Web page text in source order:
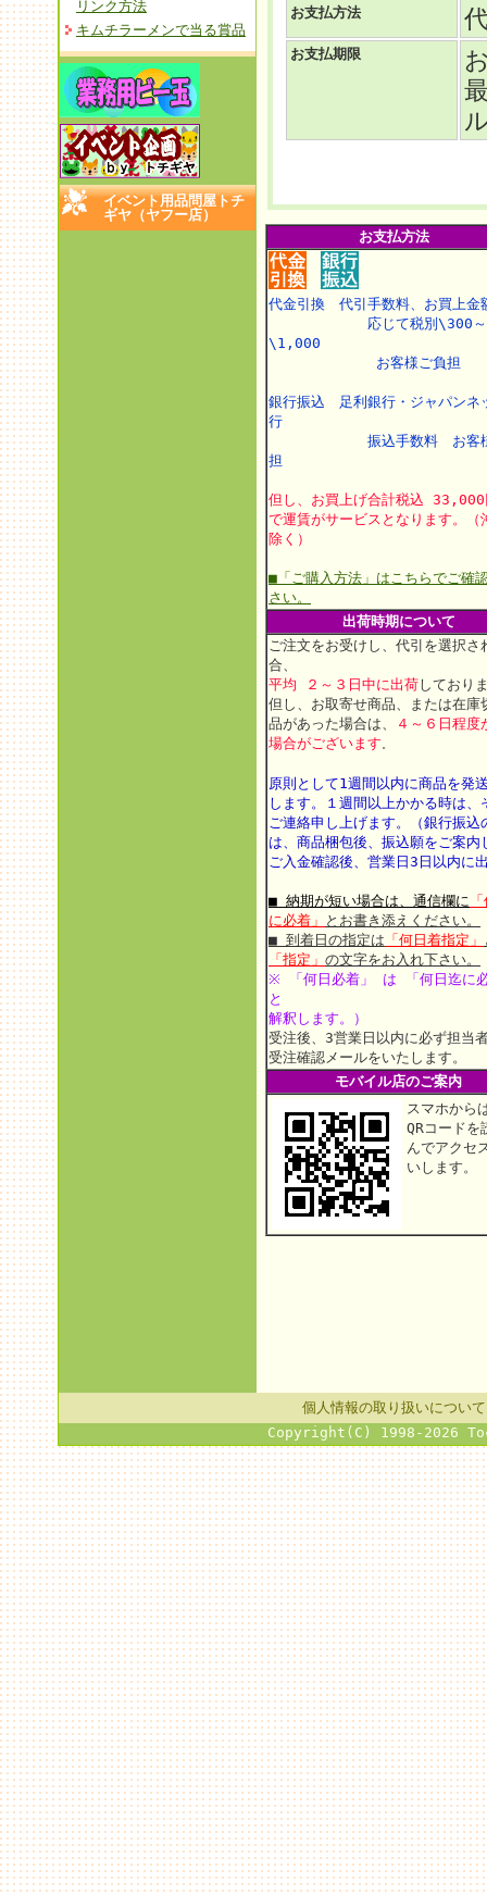
リンク方法
キムチラーメンで当る賞品
イベント用品問屋トチ
ギヤ（ヤフー店）
お支払方法
お支払期限
お支払方法
代金引換 代引手数料、お買上金
応じて税別\300～
\1,000
お客様ご負担
銀行振込 足利銀行・ジャパンネ
行
振込手数料 お客様
担
但し、お買上げ合計税込 33,000
で運賃がサービスとなります。（
除く）
■「ご購入方法」はこちらでご確
さい。
出荷時期について
ご注文をお受けし、代引を選択さ
合、
平均 ２～３日中に出荷しており
但し、お取寄せ商品、または在庫
品があった場合は、
４～６日程度
場合がございます
原則として1週間以内に商品を発
します。
１週間以上かかる時は、
ご連絡申し上げます。
（銀行振込
は、商品梱包後、振込願をご案内
ご入金確認後、営業日3日以内に
■ 納期が短い場合は、通信欄に
に必着」 とお書き添えください。
■ 到着日の指定は 「何日着指定」
「指定」 の文字をお入れ下さい。
※ 「何日必着」 は 「何日迄に
と
解釈します。）
受注後、3営業日以内に必ず担当
受注確認メールをいたします。
モバイル店のご案内
スマホから
QRコードを
んでアクセ
いします。
個人情報の取り扱いについて
Copyright(C) 1998-